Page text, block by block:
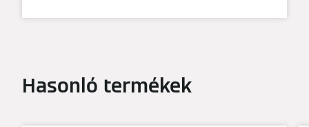
Hasonló termékek